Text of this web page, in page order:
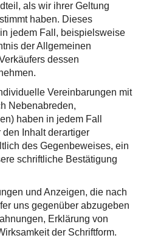
als wir ihrer Geltung
haben. Dieses
jedem Fall, beispielsweise
der Allgemeinen
dessen
Vereinbarungen mit
Nebenabreden,
haben in jedem Fall
Inhalt derartiger
des Gegenbeweises, ein
schriftliche Bestätigung
und Anzeigen, die nach
uns gegenüber abzugeben
Erklärung von
der Schriftform.